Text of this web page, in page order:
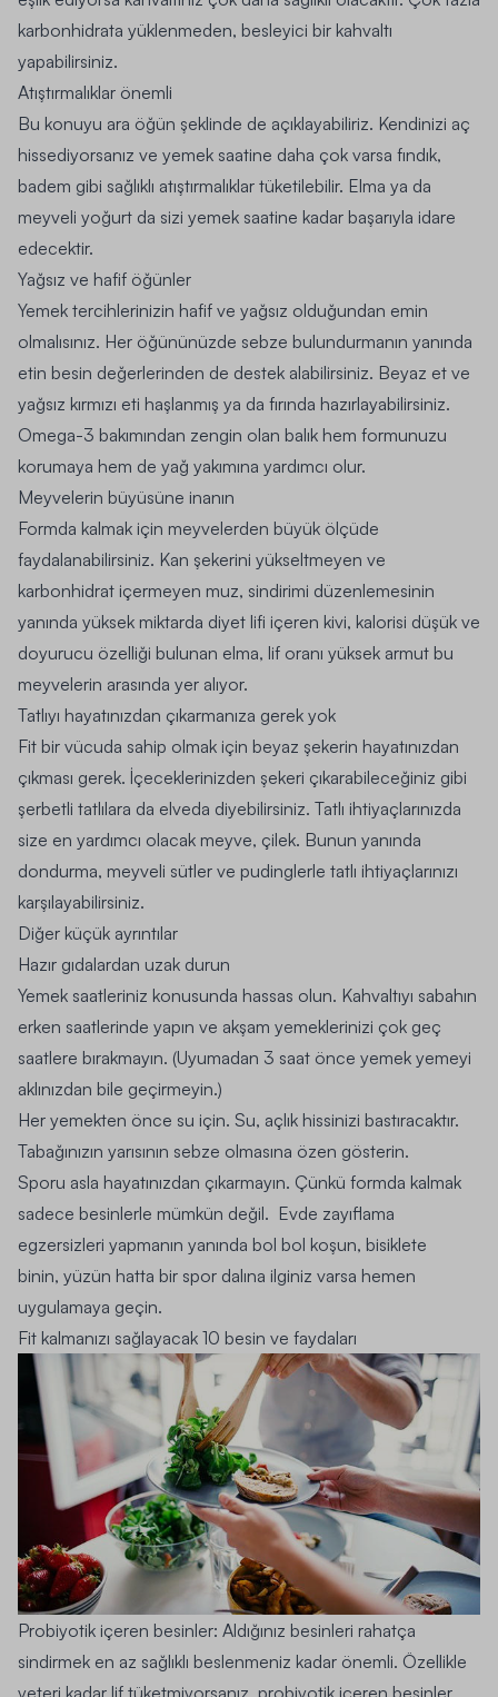
karbonhidrata yüklenmeden, besleyici bir kahvaltı
yapabilirsiniz.
Atıştırmalıklar önemli
Bu konuyu ara öğün şeklinde de açıklayabiliriz. Kendinizi aç
hissediyorsanız ve yemek saatine daha çok varsa fındık,
badem gibi sağlıklı atıştırmalıklar tüketilebilir. Elma ya da
meyveli yoğurt da sizi yemek saatine kadar başarıyla idare
edecektir.
Yağsız ve hafif öğünler
Yemek tercihlerinizin hafif ve yağsız olduğundan emin
olmalısınız. Her öğününüzde sebze bulundurmanın yanında
etin besin değerlerinden de destek alabilirsiniz. Beyaz et ve
yağsız kırmızı eti haşlanmış ya da fırında hazırlayabilirsiniz.
Omega-3 bakımından zengin olan balık hem formunuzu
korumaya hem de yağ yakımına yardımcı olur.
Meyvelerin büyüsüne inanın
Formda kalmak için meyvelerden büyük ölçüde
faydalanabilirsiniz. Kan şekerini yükseltmeyen ve
karbonhidrat içermeyen muz, sindirimi düzenlemesinin
yanında yüksek miktarda diyet lifi içeren kivi, kalorisi düşük ve
doyurucu özelliği bulunan elma, lif oranı yüksek armut bu
meyvelerin arasında yer alıyor.
Tatlıyı hayatınızdan çıkarmanıza gerek yok
Fit bir vücuda sahip olmak için beyaz şekerin hayatınızdan
çıkması gerek. İçeceklerinizden şekeri çıkarabileceğiniz gibi
şerbetli tatlılara da elveda diyebilirsiniz. Tatlı ihtiyaçlarınızda
size en yardımcı olacak meyve, çilek. Bunun yanında
dondurma, meyveli sütler ve pudinglerle tatlı ihtiyaçlarınızı
karşılayabilirsiniz.
Diğer küçük ayrıntılar
Hazır gıdalardan uzak durun
Yemek saatleriniz konusunda hassas olun. Kahvaltıyı sabahın
erken saatlerinde yapın ve akşam yemeklerinizi çok geç
saatlere bırakmayın. (Uyumadan 3 saat önce yemek yemeyi
aklınızdan bile geçirmeyin.)
Her yemekten önce su için. Su, açlık hissinizi bastıracaktır.
Tabağınızın yarısının sebze olmasına özen gösterin.
Sporu asla hayatınızdan çıkarmayın. Çünkü formda kalmak
sadece besinlerle mümkün değil. Evde zayıflama
egzersizleri yapmanın yanında bol bol koşun, bisiklete
binin, yüzün hatta bir spor dalına ilginiz varsa hemen
uygulamaya geçin.
Fit kalmanızı sağlayacak 10 besin ve faydaları
Probiyotik içeren besinler: Aldığınız besinleri rahatça
sindirmek en az sağlıklı beslenmeniz kadar önemli. Özellikle